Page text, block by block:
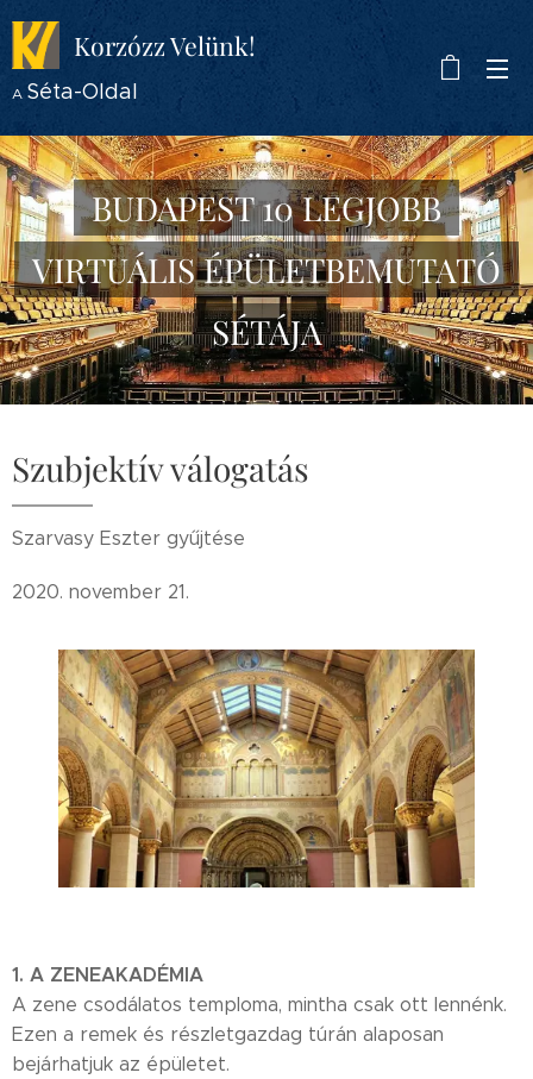
KorzózzVelünk!
A Séta-Oldal
BUDAPEST 10 LEGJOBB
VIRTUÁLIS ÉPÜLETBEMUTATÓ
SÉTÁJA
Szubjektív válogatás
Szarvasy Eszter gyűjtése
2020. november 21.
1. A ZENEAKADÉMIA
A zene csodálatos temploma, mintha csak ott lennénk.
Ezen a remek és részletgazdag túrán alaposan
bejárhatjuk az épületet.